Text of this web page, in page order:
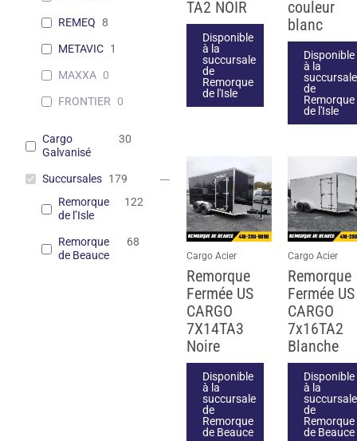
REMEQ 8
METAVIC 1
MAXXA 0
FRONTIER 0
Cargo
Galvanisé
30
Succursales 179
Remorque
de l’Isle
122
Remorque
de Beauce
68
TA2 NOIR
Disponible
à la
succursale
de
Remorque
de l'Isle
couleur
blanc
Disponible
à la
succursale
de
Remorque
de l'Isle
Cargo Acier
Remorque
Fermée US
CARGO
7X14TA3
Noire
Disponible
à la
succursale
de
Remorque
de Beauce
Cargo Acier
Remorque
Fermée US
CARGO
7x16TA2
Blanche
Disponible
à la
succursale
de
Remorque
de Beauce